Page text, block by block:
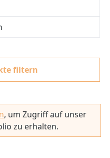
filtern
, um Zugriff auf unser
zu erhalten.